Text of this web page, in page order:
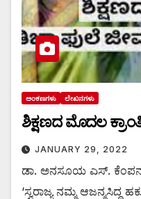
ಅಂಕಣಗಳು ಲೇಖನಗಳು
JANUARY 29, 2022
ಡಾ. ಅನಸೂಯ ಎಸ್.
‘ಸ್ವರಾಜ್ಯ ನಮ್ಮ ಆಜನ್ಮಸಿದ್ಧ